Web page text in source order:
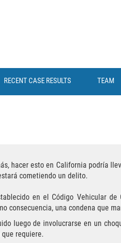
RECENT CASE RESULTS TEAM
hacer esto en California podría
cometiendo un delito.
en el Código Vehicular
consecuencia, una condena que
luego de involucrarse en un
requiere.